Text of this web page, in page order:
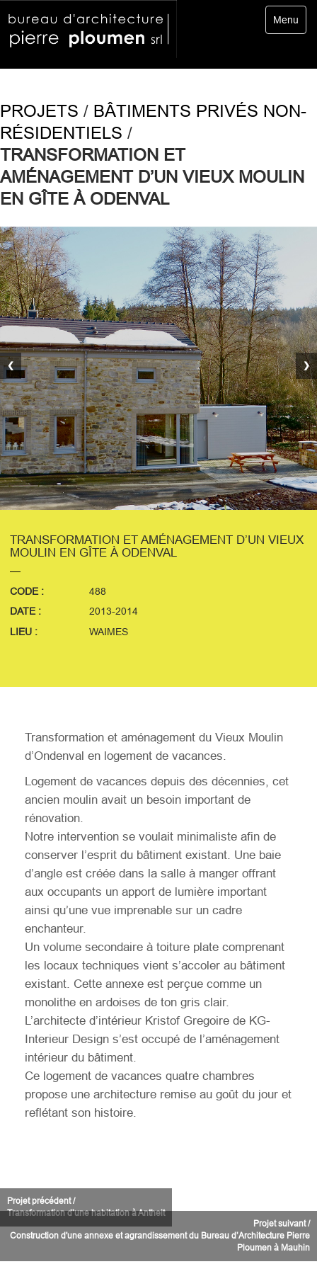
Toggle
Menu
PROJETS / BÂTIMENTS PRIVÉS NON-
RÉSIDENTIELS /
TRANSFORMATION ET
AMÉNAGEMENT D’UN VIEUX MOULIN
EN GÎTE À ODENVAL
❮ ❯
TRANSFORMATION ET AMÉNAGEMENT D’UN VIEUX
MOULIN EN GÎTE À ODENVAL
CODE :
488
DATE :
2013-2014
LIEU :
WAIMES
Transformation et aménagement du Vieux Moulin
d’Ondenval en logement de vacances.
Logement de vacances depuis des décennies, cet
ancien moulin avait un besoin important de
rénovation.
Notre intervention se voulait minimaliste afin de
conserver l’esprit du bâtiment existant. Une baie
d’angle est créée dans la salle à manger offrant
aux occupants un apport de lumière important
ainsi qu’une vue imprenable sur un cadre
enchanteur.
Un volume secondaire à toiture plate comprenant
les locaux techniques vient s’accoler au bâtiment
existant. Cette annexe est perçue comme un
monolithe en ardoises de ton gris clair.
L’architecte d’intérieur Kristof Gregoire de KG-
Interieur Design s’est occupé de l’aménagement
intérieur du bâtiment.
Ce logement de vacances quatre chambres
propose une architecture remise au goût du jour et
reflétant son histoire.
Projet précédent /
Transformation d’une habitation à Antheit
Projet suivant /
Construction d'une annexe et agrandissement du Bureau d’Architecture Pierre
Ploumen à Mauhin